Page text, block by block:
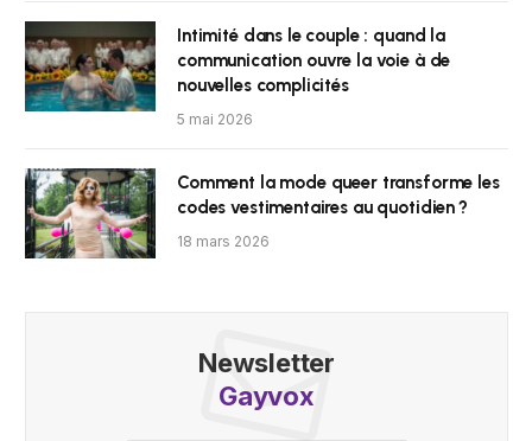
Intimité dans le couple : quand la
communication ouvre la voie à de
nouvelles complicités
5 mai 2026
Comment la mode queer transforme les
codes vestimentaires au quotidien ?
18 mars 2026
Newsletter
Gayvox